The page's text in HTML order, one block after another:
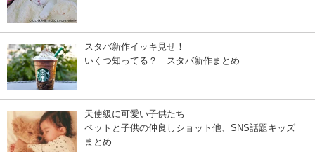
スタバ新作イッキ見せ！
いくつ知ってる？ スタバ新作まとめ
天使級に可愛い子供たち
ペットと子供の仲良しショット他、SNS話題キッズ
まとめ